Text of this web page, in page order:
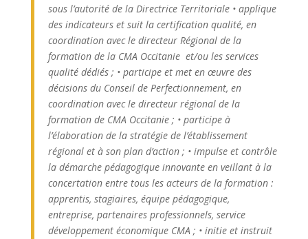
sous l’autorité de la Directrice Territoriale • applique
des indicateurs et suit la certification qualité, en
coordination avec le directeur Régional de la
formation de la CMA Occitanie et/ou les services
qualité dédiés ; • participe et met en œuvre des
décisions du Conseil de Perfectionnement, en
coordination avec le directeur régional de la
formation de CMA Occitanie ; • participe à
l’élaboration de la stratégie de l’établissement
régional et à son plan d’action ; • impulse et contrôle
la démarche pédagogique innovante en veillant à la
concertation entre tous les acteurs de la formation :
apprentis, stagiaires, équipe pédagogique,
entreprise, partenaires professionnels, service
développement économique CMA ; • initie et instruit